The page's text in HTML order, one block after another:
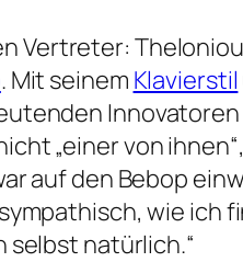
Vertreter:
. Mit seinem Klavierstil
„einer von
auf den Bebop
wie ich
selbst natürlich.“